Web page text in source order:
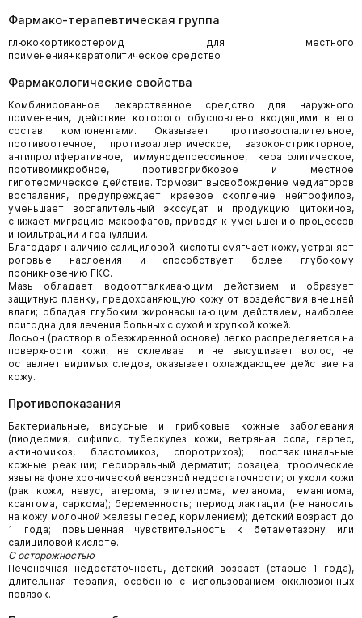
Фармако-терапевтическая группа
глюкокортикостероид для местного
применения+кератолитическое средство
Фармакологические свойства
Комбинированное лекарственное средство для наружного
применения, действие которого обусловлено входящими в его
состав компонентами. Оказывает противовоспалительное,
противоотечное, противоаллергическое, вазоконстрикторное,
антипролиферативное, иммунодепрессивное, кератолитическое,
противомикробное, противогрибковое и местное
гипотермическое действие. Тормозит высвобождение медиаторов
воспаления, предупреждает краевое скопление нейтрофилов,
уменьшает воспалительный экссудат и продукцию цитокинов,
снижает миграцию макрофагов, приводя к уменьшению процессов
инфильтрации и грануляции.
Благодаря наличию салициловой кислоты смягчает кожу, устраняет
роговые наслоения и способствует более глубокому
проникновению ГКС.
Мазь обладает водоотталкивающим действием и образует
защитную пленку, предохраняющую кожу от воздействия внешней
влаги; обладая глубоким жиронасыщающим действием, наиболее
пригодна для лечения больных с сухой и хрупкой кожей.
Лосьон (раствор в обезжиренной основе) легко распределяется на
поверхности кожи, не склеивает и не высушивает волос, не
оставляет видимых следов, оказывает охлаждающее действие на
кожу.
Противопоказания
Бактериальные, вирусные и грибковые кожные заболевания
(пиодермия, сифилис, туберкулез кожи, ветряная оспа, герпес,
актиномикоз, бластомикоз, споротрихоз); поствакцинальные
кожные реакции; периоральный дерматит; розацеа; трофические
язвы на фоне хронической венозной недостаточности; опухоли кожи
(рак кожи, невус, атерома, эпителиома, меланома, гемангиома,
ксантома, саркома); беременность; период лактации (не наносить
на кожу молочной железы перед кормлением); детский возраст до
1 года; повышенная чувствительность к бетаметазону или
салициловой кислоте.
C осторожностью
Печеночная недостаточность, детский возраст (старше 1 года),
длительная терапия, особенно с использованием окклюзионных
повязок.